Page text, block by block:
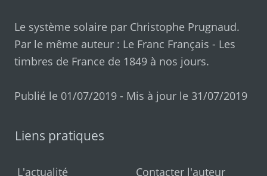
Le système solaire par Christophe Prugnaud.
Par le même auteur : Le Franc Français - Les
timbres de France de 1849 à nos jours.
Publié le 01/07/2019 - Mis à jour le 31/07/2019
Liens pratiques
L'actualité Contacter l'auteur